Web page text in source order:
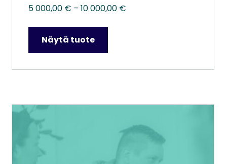
5 000,00 € – 10 000,00 €Hintaluokka:
000,00 €
Näytä tuote
Tällä
tuotteella
useampi